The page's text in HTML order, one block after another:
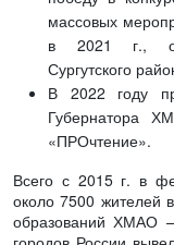
массовых
в 2021 г.,
Сургутского
В 2022 году
Губернатора
«ПРОчтение».
Всего с 2015 г. в
около 7500 жителей
образований ХМАО –